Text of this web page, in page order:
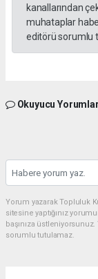
kanallarından
muhataplar
editörü sorumlu
Okuyucu
Yorum yazarak Topluluk
sitesine yaptığınız
başınıza
sorumlu tutulamaz.